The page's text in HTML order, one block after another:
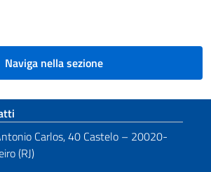
Naviga nella sezione
Carlos, 40 Castelo – 20020-
(RJ)